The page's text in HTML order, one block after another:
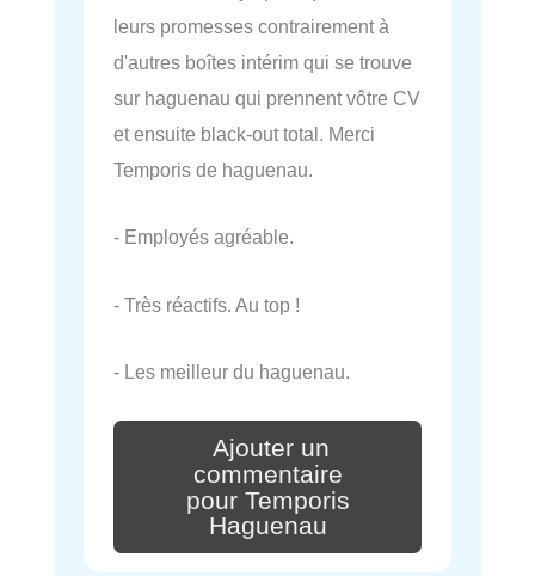
leurs promesses contrairement à
d'autres boîtes intérim qui se trouve
sur haguenau qui prennent vôtre CV
et ensuite black-out total. Merci
Temporis de haguenau.
- Employés agréable.
- Très réactifs. Au top !
- Les meilleur du haguenau.
Ajouter un
commentaire
pour Temporis
Haguenau